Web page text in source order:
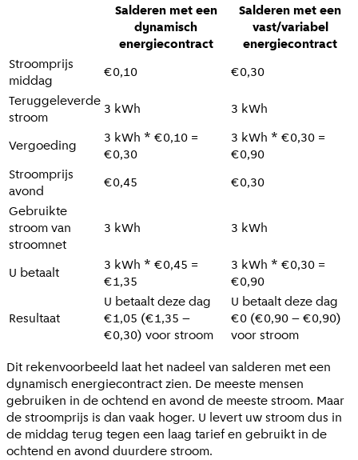
Salderen met een
dynamisch
energiecontract
Salderen met een
vast/variabel
energiecontract
Stroomprijs
middag
€0,10
€0,30
Teruggeleverde
stroom
3 kWh 3 kWh
Vergoeding
3 kWh * €0,10 =
€0,30
3 kWh * €0,30 =
€0,90
Stroomprijs
avond
€0,45
€0,30
Gebruikte
stroom van
stroomnet
3 kWh 3 kWh
U betaalt
3 kWh * €0,45 =
€1,35
3 kWh * €0,30 =
€0,90
Resultaat
U betaalt deze dag
€1,05 (€1,35 –
€0,30) voor stroom
U betaalt deze dag
€0 (€0,90 – €0,90)
voor stroom
Dit rekenvoorbeeld laat het nadeel van salderen met een
dynamisch energiecontract zien. De meeste mensen
gebruiken in de ochtend en avond de meeste stroom. Maar
de stroomprijs is dan vaak hoger. U levert uw stroom dus in
de middag terug tegen een laag tarief en gebruikt in de
ochtend en avond duurdere stroom.